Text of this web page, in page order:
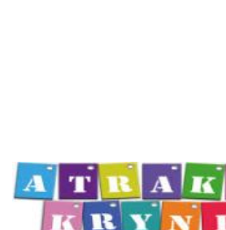
Atrakcje Krynicy